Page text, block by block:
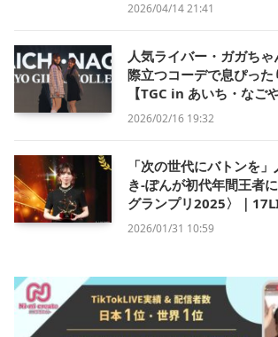
2026/04/14 21:41
人気ライバー・ガガち
際立つコーデで息ぴった
【TGC in あいち・なご
2026/02/16 19:32
「次の世代にバトンを
き-ぽんが初代年間王者
グランプリ2025〉｜
2026/01/31 10:59